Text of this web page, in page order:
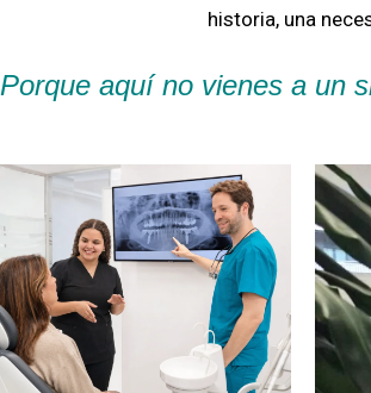
historia, una
Porque aquí no vienes a un